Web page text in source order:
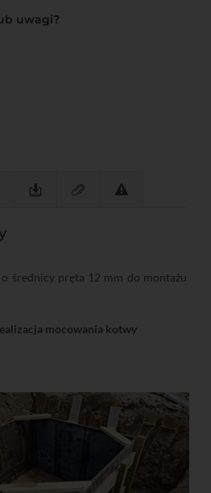
uwagi?
o średnicy pręta 12 mm do montażu
mocowania kotwy